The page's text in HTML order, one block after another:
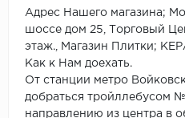
Адрес Нашего магазина;
шоссе дом 25, Торговый
этаж., Магазин Плитки;
Как к Нам доехать.
От станции метро
добраться тройллебусом
направлению из центра в